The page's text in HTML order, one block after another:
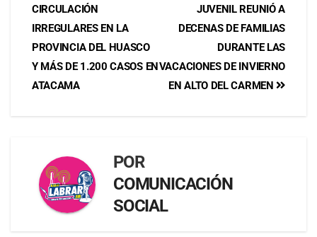
JUVENIL REUNIÓ A
DECENAS DE FAMILIAS
DURANTE LAS
VACACIONES DE INVIERNO
EN ALTO DEL CARMEN
CIRCULACIÓN
IRREGULARES EN LA
PROVINCIA DEL HUASCO
Y MÁS DE 1.200 CASOS EN
ATACAMA
POR
COMUNICACIÓN
SOCIAL